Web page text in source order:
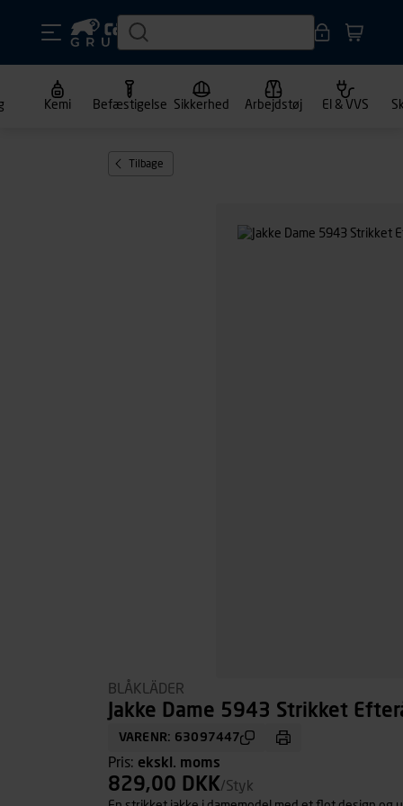
Kemi Befæstigelse Sikkerhed Arbejdstøj El & VVS
Tilbage
BLÅKLÄDER
Jakke Dame 5943 Strikket
VARENR: 63097447
Pris: ekskl. moms
829,00 DKK/Styk